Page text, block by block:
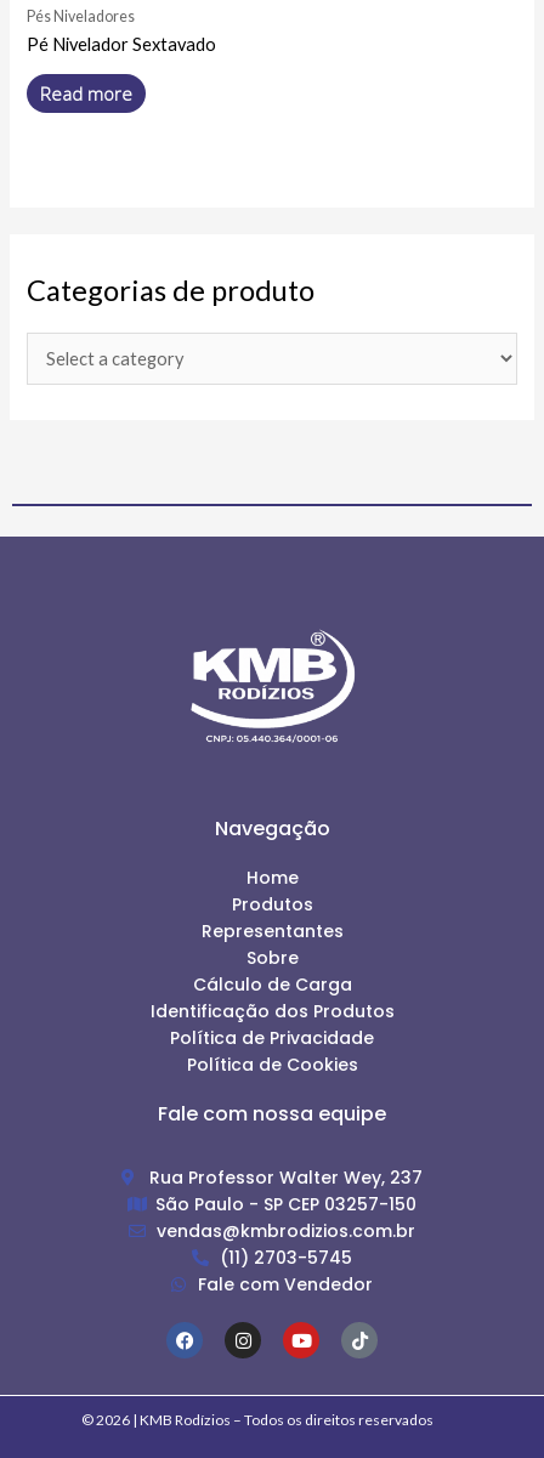
Pés Niveladores
Pé Nivelador Sextavado
Read more
Categorias de produto
Navegação
Home
Produtos
Representantes
Sobre
Cálculo de Carga
Identificação dos Produtos
Política de Privacidade
Política de Cookies
Fale com nossa equipe
Rua Professor Walter Wey, 237
São Paulo - SP CEP 03257-150
vendas@kmbrodizios.com.br
(11) 2703-5745
Fale com Vendedor
© 2026 | KMB Rodízios – Todos os direitos reservados